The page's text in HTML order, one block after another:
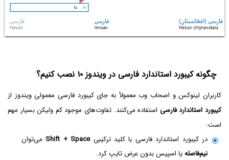
چگونه کیبورد استاندارد فارسی در ویندوز ۱۰ نصب کنیم؟
کاربران لینوکس و اصحاب وب معمولاً به جای کیبورد فارسی معمولی ویندوز از
کیبورد استاندارد فارسی استفاده می‌کنند. تفاوت‌های موجود کم ولیکن بسیار مهم
است:
در کیبورد استاندارد فارسی با کلید ترکیبیShift + Space می‌توان
نیم‌فاصلهیا اسپیس بدون عرض تایپ کرد.